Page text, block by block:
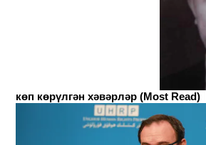
көп көрүлгән хәвәрләр (Most Read)